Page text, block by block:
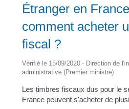
Étranger en
comment acheter
fiscal ?
Vérifié le 15/09/2020 - Direction de
administrative (Premier ministre)
Les timbres fiscaux dus pour le
France peuvent s'acheter de